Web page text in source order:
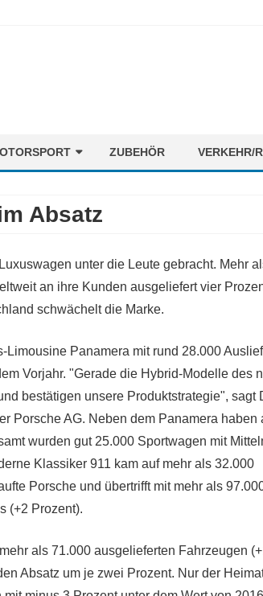
TEAMS
ZUBEHÖR VERKEHR/
Absatz
unter die Leute gebracht. Mehr
an ihre Kunden ausgeliefert vier
schwächelt die Marke.
Panamera mit rund 28.000
Vorjahr. "Gerade die Hybrid-Modelle des
bestätigen unsere Produktstrategie", sagt
Porsche AG. Neben dem Panamera haben
wurden gut 25.000 Sportwagen mit
Klassiker 911 kam auf mehr als 32.000
Porsche und übertrifft mit mehr als
(+2 Prozent).
als 71.000 ausgelieferten Fahrzeugen
Absatz um je zwei Prozent. Nur der